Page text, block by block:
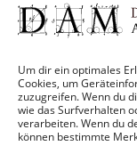
Um dir ein optimales
Cookies, um
zuzugreifen. Wenn du
wie das Surfverhalten
verarbeiten. Wenn du
können bestimmte
Herausgegeben
Peter Cachola
224 S., 470 Abb.
Museumsshop